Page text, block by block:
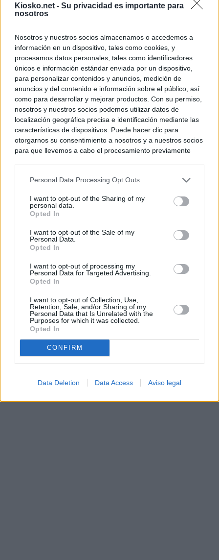
Kiosko.net - Su privacidad es importante para
nosotros
Nosotros y nuestros socios almacenamos o accedemos a
información en un dispositivo, tales como cookies, y
procesamos datos personales, tales como identificadores
únicos e información estándar enviada por un dispositivo,
para personalizar contenidos y anuncios, medición de
anuncios y del contenido e información sobre el público, así
como para desarrollar y mejorar productos. Con su permiso,
nosotros y nuestros socios podemos utilizar datos de
localización geográfica precisa e identificación mediante las
características de dispositivos. Puede hacer clic para
otorgarnos su consentimiento a nosotros y a nuestros socios
para que llevemos a cabo el procesamiento previamente
negar su consentimiento. Tenga en cuenta que algún
de su consentimiento, pero usted tiene el derecho de
rechazar tal procesamiento. Sus preferencias se aplicarán
cualquier momento entrando de nuevo en este sitio web o
visitando nuestra política de privacidad.
Personal Data Processing Opt Outs
I want to opt-out of the Sharing of my
personal data.
Opted In
I want to opt-out of the Sale of my
Personal Data.
Opted In
I want to opt-out of processing my
Personal Data for Targeted Advertising.
Opted In
I want to opt-out of Collection, Use,
Retention, Sale, and/or Sharing of my
Personal Data that Is Unrelated with the
Purposes for which it was collected.
Opted In
CONFIRM
Data Deletion Data Access Aviso legal